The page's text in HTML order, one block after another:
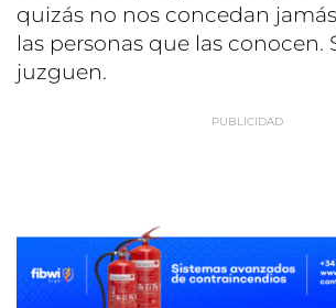
quizás no nos concedan
las personas que las conocen.
juzguen.